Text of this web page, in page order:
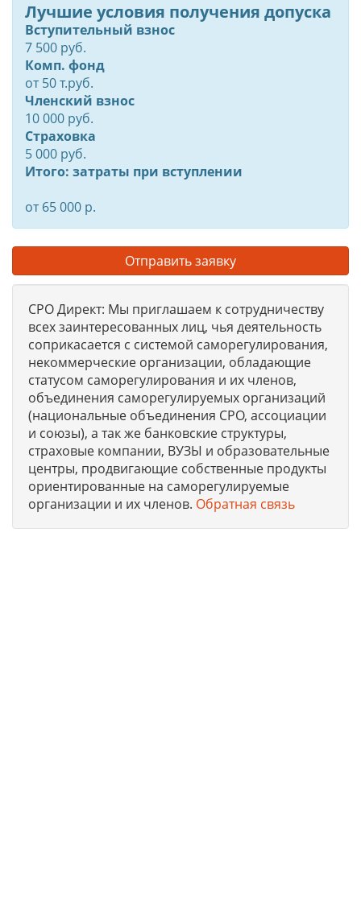
Лучшие условия получения допуска
Вступительный взнос
7 500 руб.
Комп. фонд
от50т.руб.
Членский взнос
10 000 руб.
Страховка
5 000 руб.
Итого: затраты при вступлении
от 65 000 р.
Отправить заявку
СРО Директ: Мы приглашаем к сотрудничеству
всех заинтересованных лиц, чья деятельность
соприкасается с системой саморегулирования,
некоммерческие организации, обладающие
статусом саморегулирования и их членов,
объединения саморегулируемых организаций
(национальные объединения СРО, ассоциации
и союзы), а так же банковские структуры,
страховые компании, ВУЗЫ и образовательные
центры, продвигающие собственные продукты
ориентированные на саморегулируемые
организации и их членов. Обратная связь